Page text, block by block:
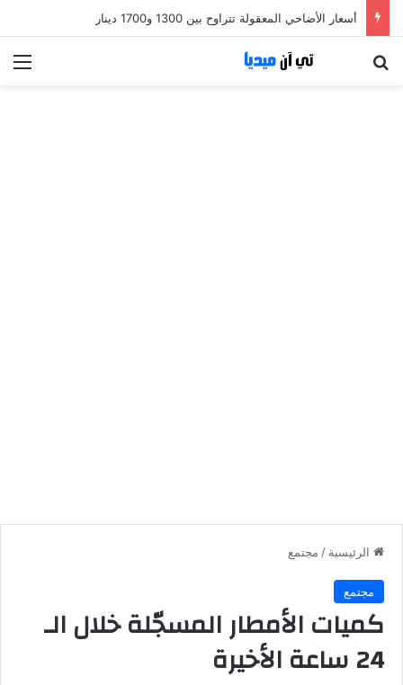
أسعار الأضاحي المعقولة تتراوح بين 1300 و1700 دينار
الرئيسية / مجتمع
مجتمع
كميات الأمطار المسجّلة خلال الـ
24 ساعة الأخيرة